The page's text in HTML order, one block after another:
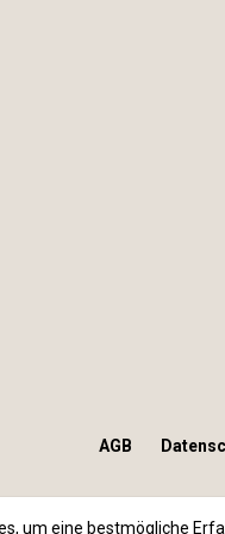
AGB
um eine bestmögliche